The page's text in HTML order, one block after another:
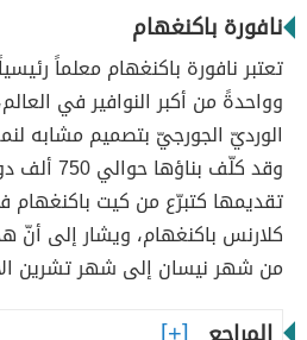
نافورة باكنغهام
تعتبر نافورة باكنغهام معلماً
وواحدةً من أكبر النوافير في
الورديّ الجورجيّ بتصميم مشابه
وقد كلّف
تقديمها كتبرّع من كيت
كلارنس باكنغهام، ويشار إلى أنّ
من شهر نيسان إلى شهر تشرين